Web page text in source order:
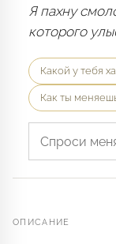
Я пахну
которого
Какой у тебя
Как ты
ОПИСАНИЕ